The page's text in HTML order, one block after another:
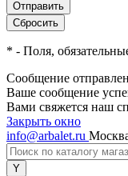
* - Поля,
Сообщение
Ваше сообщение
Вами свяжется наш
Закрыть окно
info@arbalet.ru